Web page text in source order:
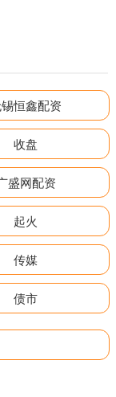
恒鑫配资
收盘
盛网配资
起火
传媒
债市